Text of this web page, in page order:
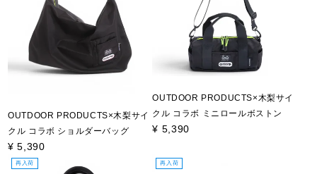
OUTDOOR PRODUCTS×木梨サイ
クル コラボ ショルダーバッグ
¥ 5,390
OUTDOOR PRODUCTS×木梨サイ
クル コラボ ミニロールボストン
¥ 5,390
再入荷 再入荷